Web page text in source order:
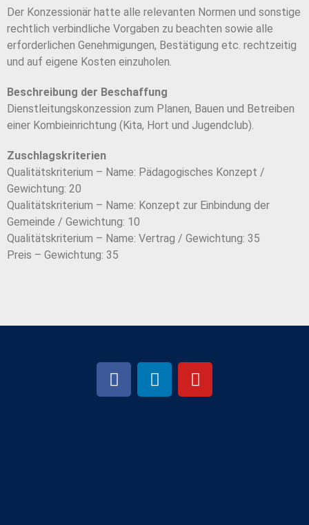
Der Konzessionär hatte alle relevanten Normen und sonstige
rechtlich verbindliche Vorgaben zu beachten sowie alle
erforderlichen Genehmigungen, Bestätigung etc. rechtzeitig
und auf eigene Kosten einzuholen.
Beschreibung der Beschaffung
Dienstleitungskonzession zum Planen, Bauen und Betreiben
einer Kombieinrichtung (Kita, Hort und Jugendclub).
Zuschlagskriterien
Qualitätskriterium – Name: Pädagogisches Konzept /
Gewichtung: 20
Qualitätskriterium – Name: Konzept zur Einbindung der
Gemeinde / Gewichtung: 10
Qualitätskriterium – Name: Vertrag / Gewichtung: 35
Preis – Gewichtung: 35